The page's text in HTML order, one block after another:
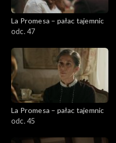
La Promesa – pałac tajemnic
odc. 47
La Promesa – pałac tajemnic
odc. 45